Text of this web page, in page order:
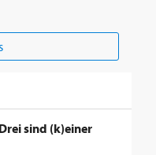
sind (k)einer